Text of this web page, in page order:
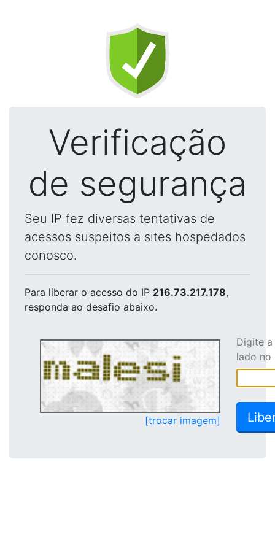
Verificação
de segurança
Seu IP fez diversas tentativas de
acessos suspeitos a sites hospedados
conosco.
Para liberar o acesso do IP 216.73.217.178,
responda ao desafio abaixo.
[trocar imagem]
Digite
lado no